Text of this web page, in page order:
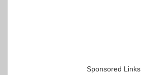
Sponsored Links